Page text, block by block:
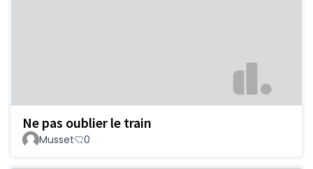
Ne pas oublier le train
Musset 0